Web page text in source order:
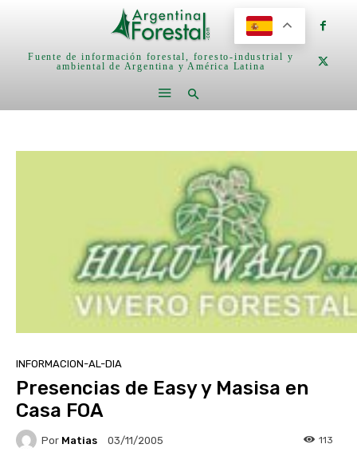
Fuente de información forestal, foresto-industrial y
ambiental de Argentina y América Latina
INFORMACION-AL-DIA
Presencias de Easy y Masisa en
Casa FOA
Por Matias 03/11/2005 113